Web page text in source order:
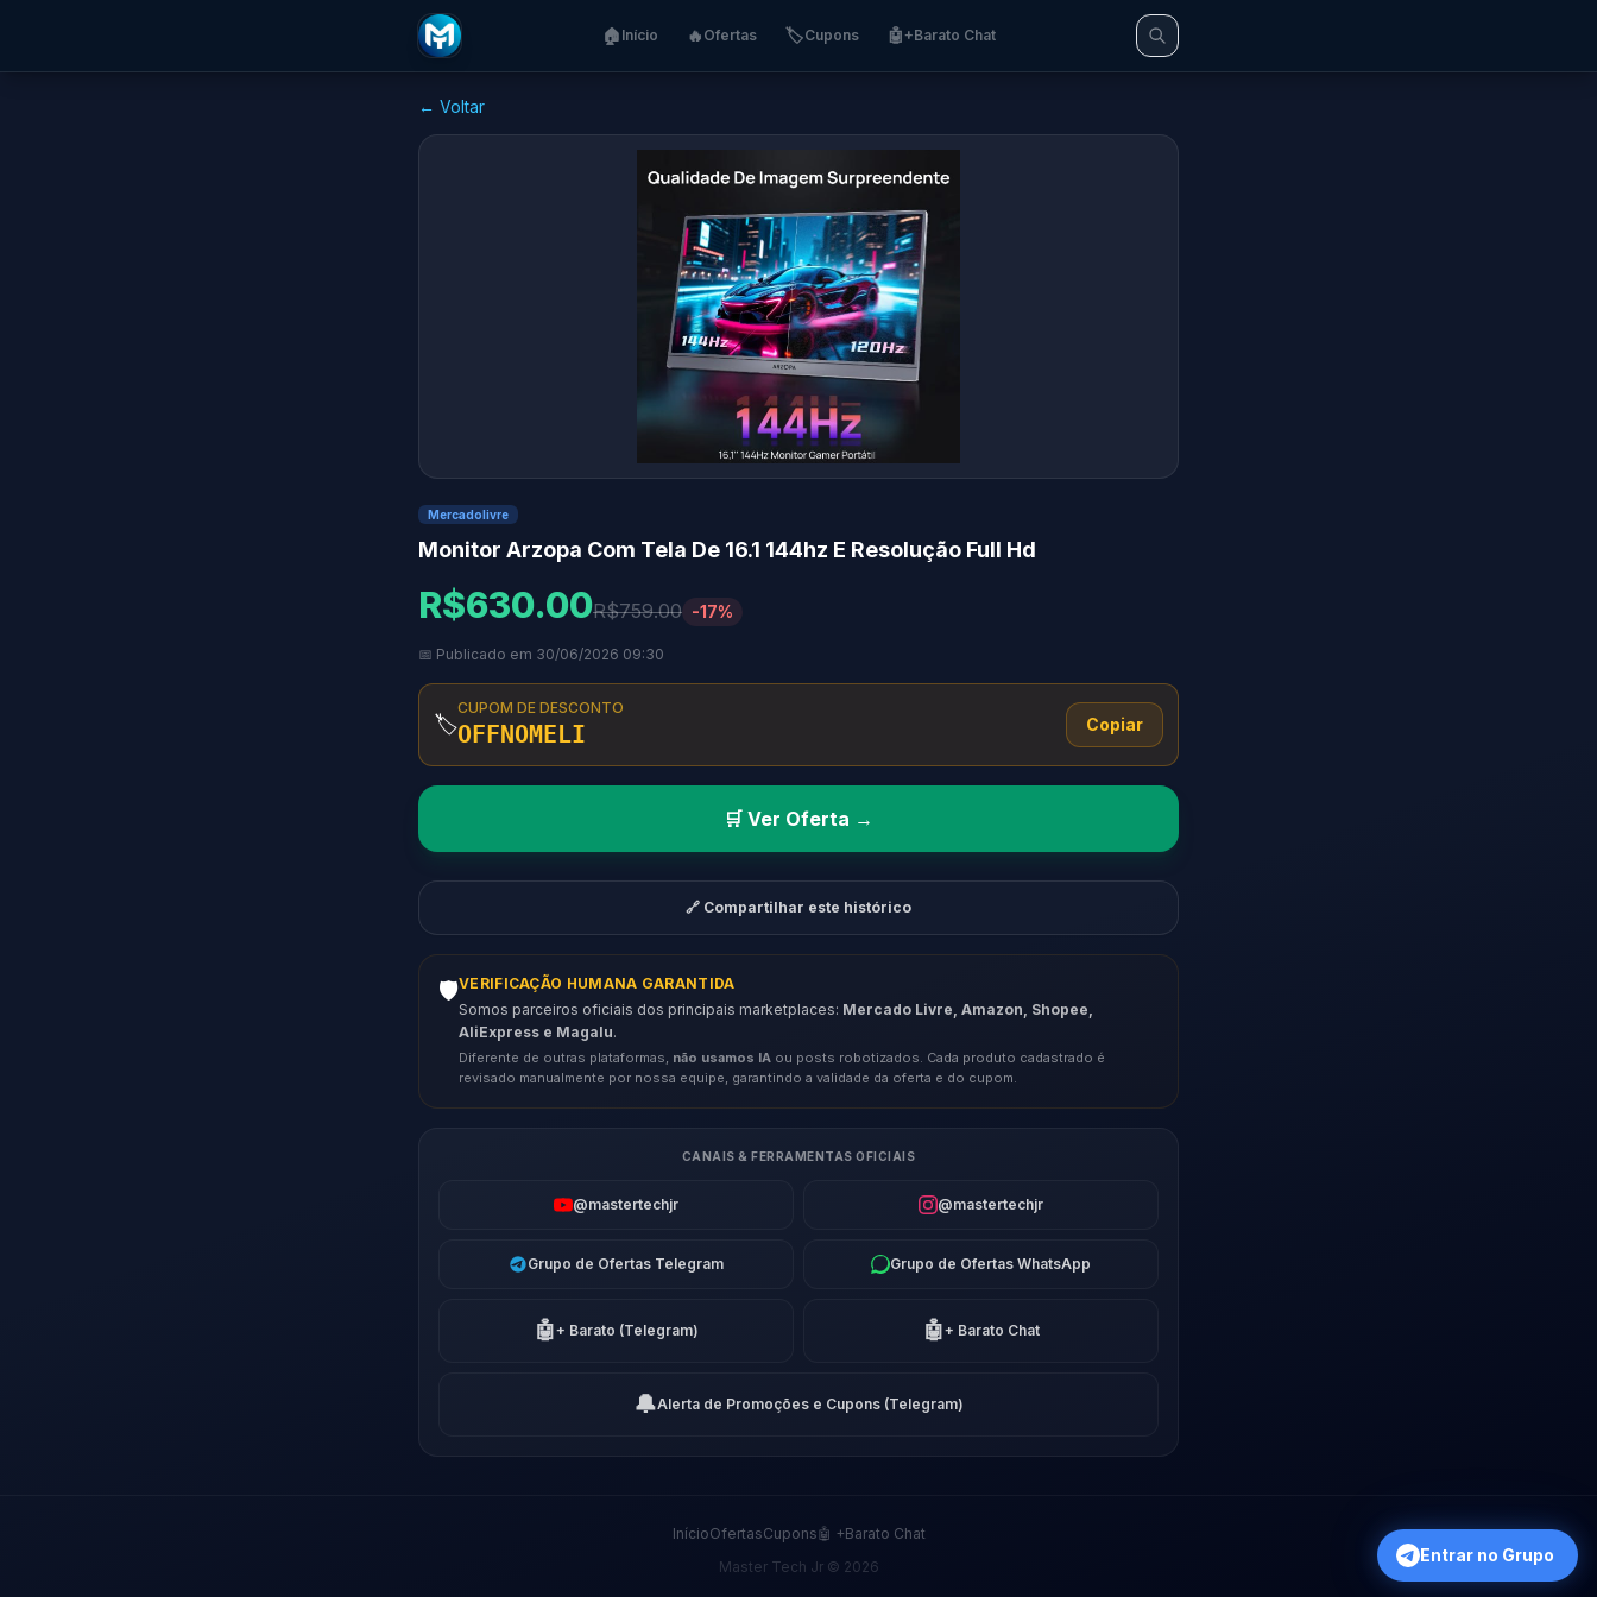
🏠 Início 🔥 Ofertas 🏷️Cupons 🤖+Barato Chat
← Voltar
Mercadolivre
Monitor Arzopa Com Tela De 16.1 144hz E Resolução Full Hd
R$630.00R$759.00 -17%
📅 Publicado em 30/06/2026 09:30
🏷️
CUPOM DE DESCONTO
OFFNOMELI Copiar
🛒 Ver Oferta →
🔗 Compartilhar este histórico
🛡️VERIFICAÇÃO HUMANA GARANTIDA
Somos parceiros oficiais dos principais marketplaces: Mercado Livre, Amazon, Shopee,
AliExpress e Magalu.
Diferente de outras plataformas, não usamos IA ou posts robotizados. Cada produto cadastrado é
revisado manualmente por nossa equipe, garantindo a validade da oferta e do cupom.
CANAIS & FERRAMENTAS OFICIAIS
@mastertechjr @mastertechjr
Grupo de Ofertas Telegram Grupo de Ofertas WhatsApp
🤖+ Barato (Telegram) 🤖+ Barato Chat
🔔Alerta de Promoções e Cupons (Telegram)
InícioOfertasCupons🤖 +Barato Chat
Master Tech Jr © 2026
Entrar no Grupo